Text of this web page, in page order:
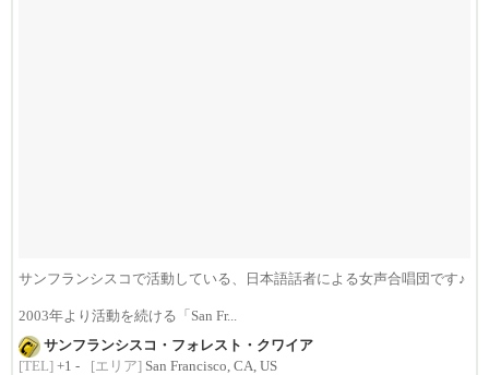
サンフランシスコで活動している、日本語話者による女声合唱団です♪
2003年より活動を続ける「San Fr...
サンフランシスコ・フォレスト・クワイア
[TEL] +1 - [エリア] San Francisco, CA, US